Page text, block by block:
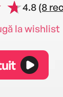
4.8 (8
la wishlist